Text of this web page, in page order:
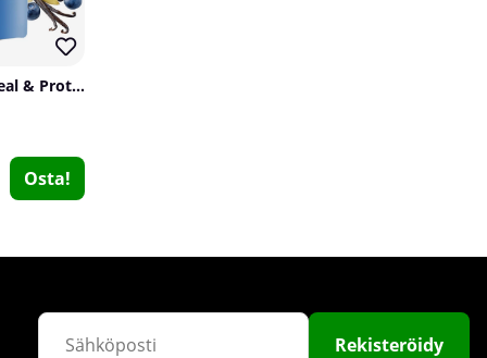
SOLID Nutrition Oatmeal & Protein Mix, 750 g
Osta!
Rekisteröidy